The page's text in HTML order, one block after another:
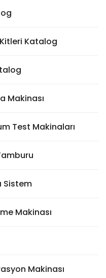
Katalog
Makinası
Test Makinaları
Sistem
Makinası
Makinası